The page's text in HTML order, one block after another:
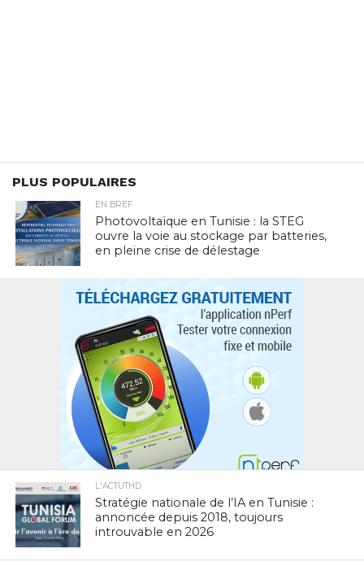
PLUS POPULAIRES
EN BREF
Photovoltaïque en Tunisie : la STEG
ouvre la voie au stockage par batteries,
en pleine crise de délestage
L'ACTUTHD
Stratégie nationale de l’IA en Tunisie :
annoncée depuis 2018, toujours
introuvable en 2026